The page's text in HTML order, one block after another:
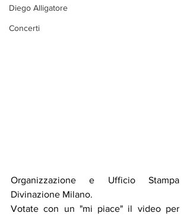
Diego Alligatore
Concerti
Organizzazione e Ufficio Stampa
Divinazione Milano.
Votate con un "mi piace" il video per